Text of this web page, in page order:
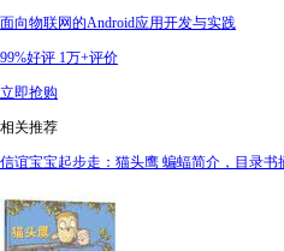
面向物联网的Android应用开发与实践
99%好评 1万+评价
立即抢购
相关推荐
信谊宝宝起步走：猫头鹰 蝙蝠简介，目录书